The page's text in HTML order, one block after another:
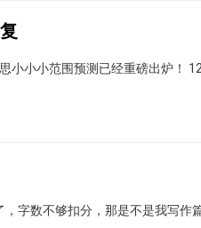
小小小范围预测已经重磅出炉！
字数不够扣分，那是不是我写作